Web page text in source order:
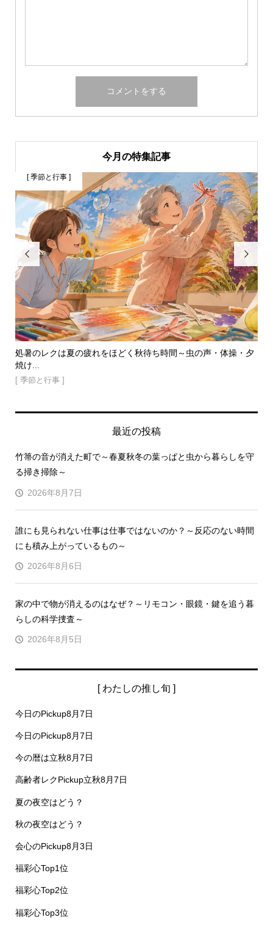
今月の特集記事

処暑のレクは夏の疲れをほどく秋待ち時間～虫の声・体操・夕
焼け...
[ 季節と行事 ]
[ 季節と行事 ]

最近の投稿
竹箒の音が消えた町で～春夏秋冬の葉っぱと虫から暮らしを守
る掃き掃除～
2026年8月7日
誰にも見られない仕事は仕事ではないのか？～反応のない時間
にも積み上がっているもの～
2026年8月6日
家の中で物が消えるのはなぜ？～リモコン・眼鏡・鍵を追う暮
らしの科学捜査～
2026年8月5日
[ わたしの推し旬 ]
今日のPickup8月7日
今日のPickup8月7日
今の暦は立秋8月7日
高齢者レクPickup立秋8月7日
夏の夜空はどう？
秋の夜空はどう？
会心のPickup8月3日
福彩心Top1位
福彩心Top2位
福彩心Top3位